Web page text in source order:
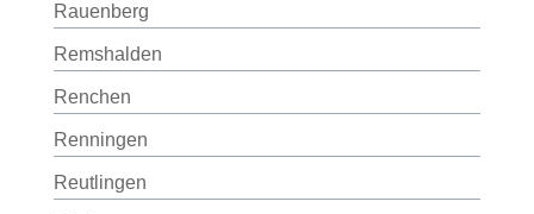
Rauenberg
Remshalden
Renchen
Renningen
Reutlingen